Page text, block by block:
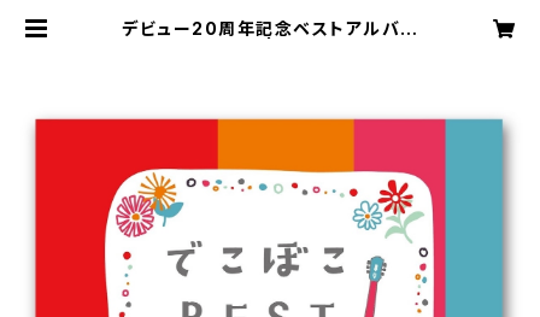
デビュー20周年記念ベストアルバム